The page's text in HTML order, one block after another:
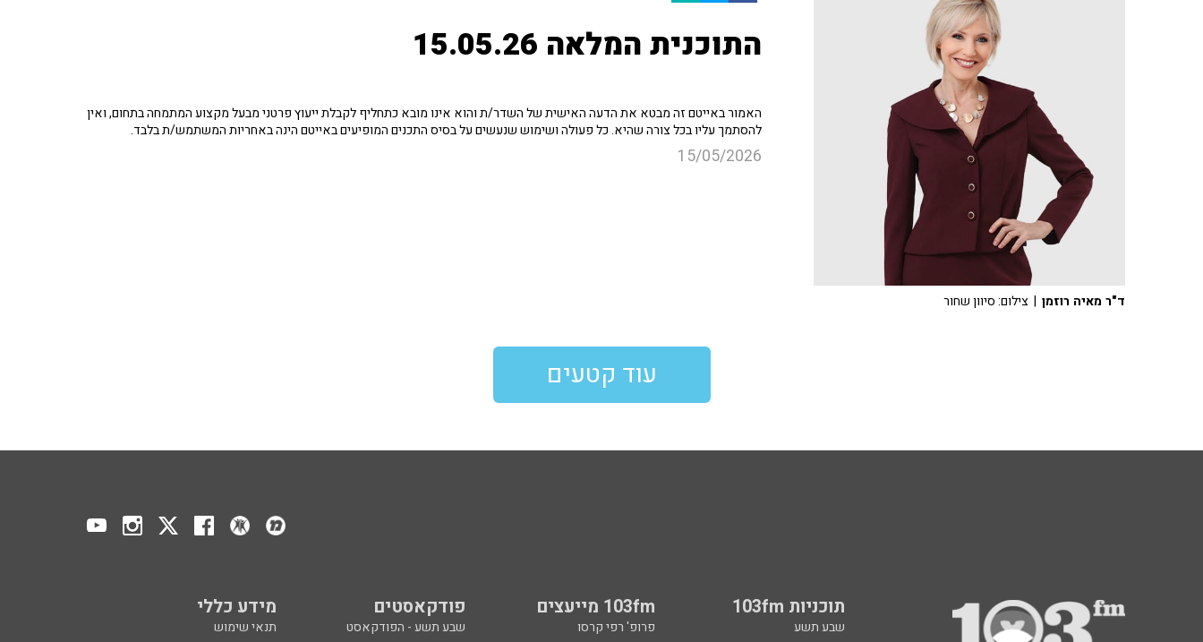
התוכנית המלאה 15.05.26
האמור באייטם זה מבטא את הדעה האישית של השדר/ת והוא אינו מובא כתחליף לקבלת ייעוץ פרטני מבעל מקצוע המתמחה בתחום, ואין
להסתמך עליו בכל צורה שהיא. כל פעולה ושימוש שנעשים על בסיס התכנים המופיעים באייטם הינה באחריות המשתמש/ת בלבד.
15/05/2026
ד"ר מאיה רוזמן | צילום: סיוון שחור
עוד קטעים
תוכניות 103fm 103fm מייעצים פודקאסטים מידע כללי
שבע תשע פרופ' רפי קרסו שבע תשע - הפודקאסט
תנאי שימוש